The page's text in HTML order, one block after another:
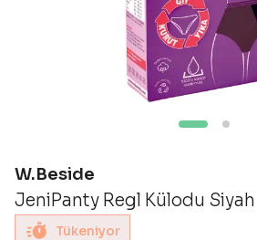
W.Beside
JeniPanty Regl Külodu
Tükeniyor